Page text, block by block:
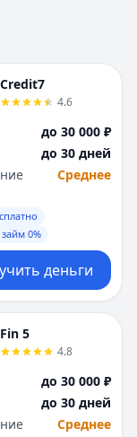
Челны
Нижний Новгород
Новокузнецк
Новосибирск
на-Дону
С
Самара
Санкт-Петербург
Саратов
Набережные
Нижний Новгород
Новокузнецк
Новосибирск
Омск
Оренбург
П
Пенза
Пермь
Р
Ростов-на-Дону
Рязань
С
Самара
Санкт-Петербург
Саратов
Севастополь
Credit7
4.6
до 30 000 ₽
до 30 дней
Среднее
0%
деньги
Fin 5
4.8
до 30 000 ₽
до 30 дней
Среднее